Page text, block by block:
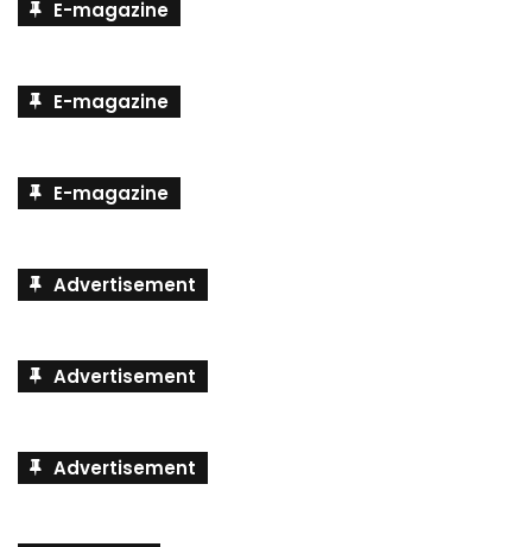
E-magazine
E-magazine
E-magazine
Advertisement
Advertisement
Advertisement